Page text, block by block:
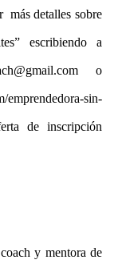
más detalles sobre
escribiendo a
o
sin-
de inscripción
y mentora de